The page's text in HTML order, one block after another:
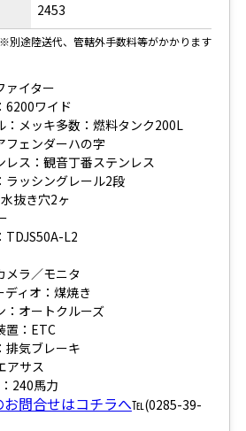
2453
※別途陸送代、管轄外手数料等がかかります
ァイター
6200ワイド
：メッキ多数：燃料タンク200L
フェンダーハの字
レス：観音丁番ステンレス
ラッシングレール2段
抜き穴2ヶ
TDJS50A-L2
メラ／モニタ
ィオ：煤焼き
：オートクルーズ
置：ETC
排気ブレーキ
アサス
240馬力
問合せはコチラへ℡(0285-39-